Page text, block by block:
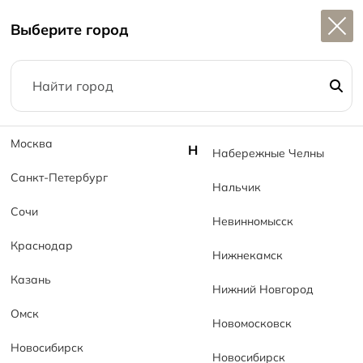
1
О компании
Главная О компании
Выберите город
Москва
Санкт-Петербург
Сочи
Краснодар
Казань
Омск
Новосибирск
Н Набережные Челны
Нальчик
Невинномысск
Нижнекамск
Нижний Новгород
Новомосковск
Новосибирск